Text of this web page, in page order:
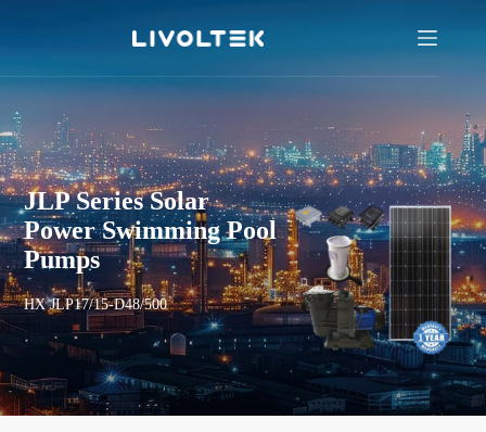
JLP Series Solar
Power Swimming Pool
Pumps
HX JLP17/15-D48/500